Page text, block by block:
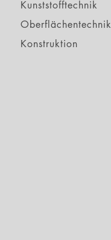
Kunststofftechnik
Oberflächentechnik
Konstruktion